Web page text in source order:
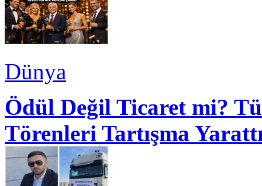
Dünya
Ödül Değil Ticaret mi?
Törenleri Tartışma